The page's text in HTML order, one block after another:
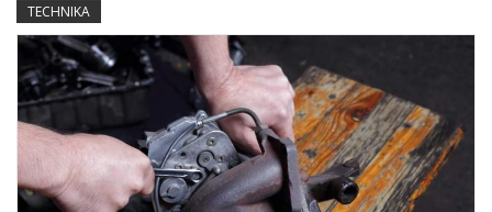
TECHNIKA